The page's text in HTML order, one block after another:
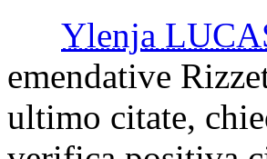
Ylenja
emendative
ultimo citate,